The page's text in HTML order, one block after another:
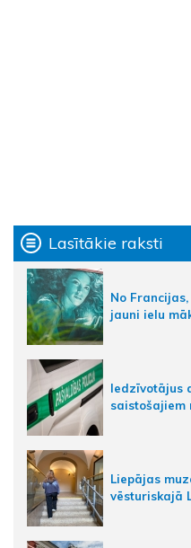
Lasītākie raksti
No
jauni ielu
Iedzīvotājus
saistošajiem
Liepājas
vēsturiskajā